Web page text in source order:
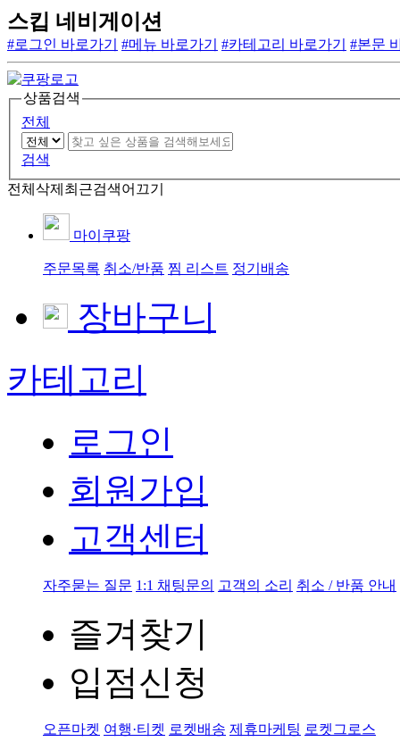
스킵 네비게이션
#로그인 바로가기 #메뉴 바로가기 #카테고리 바로가기 #본문
상품검색
전체
검색
전체삭제 최근검색어끄기
마이쿠팡
주문목록 취소/반품 찜 리스트 정기배송
장바구니
카테고리
로그인
회원가입
고객센터
자주묻는 질문 1:1 채팅문의 고객의 소리 취소 / 반품 안내
즐겨찾기
입점신청
오픈마켓 여행·티켓 로켓배송 제휴마케팅 로켓그로스